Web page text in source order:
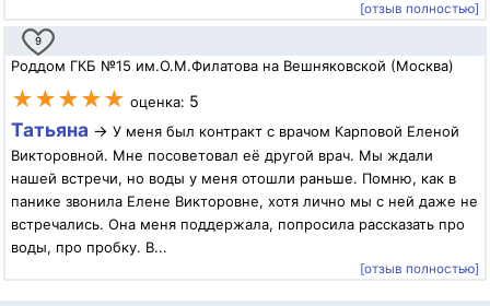
[отзыв полностью]
9
Роддом ГКБ №15 им.О.М.Филатова на Вешняковской (Москва)
★★★★★ оценка: 5
Татьяна → У меня был контракт с врачом Карповой Еленой
Викторовной. Мне посоветовал её другой врач. Мы ждали
нашей встречи, но воды у меня отошли раньше. Помню, как в
панике звонила Елене Викторовне, хотя лично мы с ней даже не
встречались. Она меня поддержала, попросила рассказать про
воды, про пробку. В...
[отзыв полностью]